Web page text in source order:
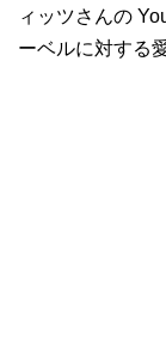
ィッツさんの
ーベルに対する